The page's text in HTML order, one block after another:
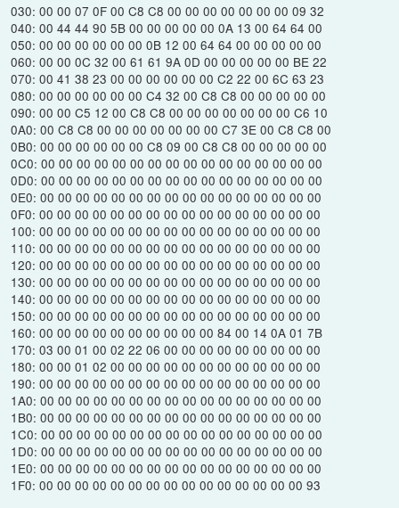
030: 00 00 07 0F 00 C8 C8 00 00 00 00 00 00 00 09 32
040: 00 44 44 90 5B 00 00 00 00 00 0A 13 00 64 64 00
050: 00 00 00 00 00 00 0B 12 00 64 64 00 00 00 00 00
060: 00 00 0C 32 00 61 61 9A 0D 00 00 00 00 00 BE 22
070: 00 41 38 23 00 00 00 00 00 00 C2 22 00 6C 63 23
080: 00 00 00 00 00 00 C4 32 00 C8 C8 00 00 00 00 00
090: 00 00 C5 12 00 C8 C8 00 00 00 00 00 00 00 C6 10
0A0: 00 C8 C8 00 00 00 00 00 00 00 C7 3E 00 C8 C8 00
0B0: 00 00 00 00 00 00 C8 09 00 C8 C8 00 00 00 00 00
0C0: 00 00 00 00 00 00 00 00 00 00 00 00 00 00 00 00
0D0: 00 00 00 00 00 00 00 00 00 00 00 00 00 00 00 00
0E0: 00 00 00 00 00 00 00 00 00 00 00 00 00 00 00 00
0F0: 00 00 00 00 00 00 00 00 00 00 00 00 00 00 00 00
100: 00 00 00 00 00 00 00 00 00 00 00 00 00 00 00 00
110: 00 00 00 00 00 00 00 00 00 00 00 00 00 00 00 00
120: 00 00 00 00 00 00 00 00 00 00 00 00 00 00 00 00
130: 00 00 00 00 00 00 00 00 00 00 00 00 00 00 00 00
140: 00 00 00 00 00 00 00 00 00 00 00 00 00 00 00 00
150: 00 00 00 00 00 00 00 00 00 00 00 00 00 00 00 00
160: 00 00 00 00 00 00 00 00 00 00 84 00 14 0A 01 7B
170: 03 00 01 00 02 22 06 00 00 00 00 00 00 00 00 00
180: 00 00 01 02 00 00 00 00 00 00 00 00 00 00 00 00
190: 00 00 00 00 00 00 00 00 00 00 00 00 00 00 00 00
1A0: 00 00 00 00 00 00 00 00 00 00 00 00 00 00 00 00
1B0: 00 00 00 00 00 00 00 00 00 00 00 00 00 00 00 00
1C0: 00 00 00 00 00 00 00 00 00 00 00 00 00 00 00 00
1D0: 00 00 00 00 00 00 00 00 00 00 00 00 00 00 00 00
1E0: 00 00 00 00 00 00 00 00 00 00 00 00 00 00 00 00
1F0: 00 00 00 00 00 00 00 00 00 00 00 00 00 00 00 93